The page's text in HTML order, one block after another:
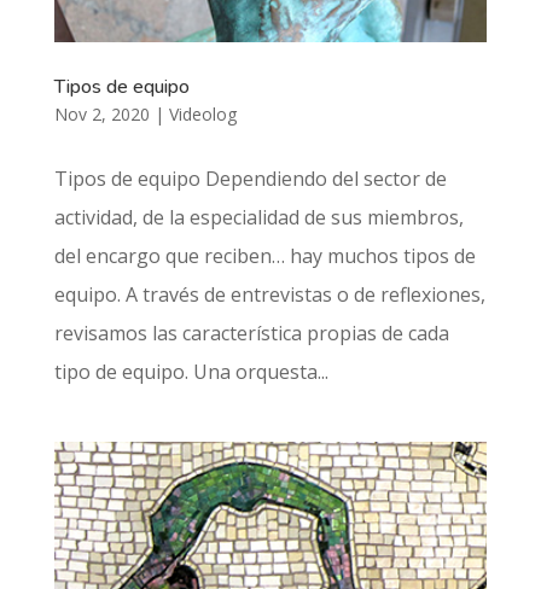
Tipos de equipo
Nov 2, 2020 | Videolog
Tipos de equipo Dependiendo del sector de
actividad, de la especialidad de sus miembros,
del encargo que reciben… hay muchos tipos de
equipo. A través de entrevistas o de reflexiones,
revisamos las característica propias de cada
tipo de equipo. Una orquesta...